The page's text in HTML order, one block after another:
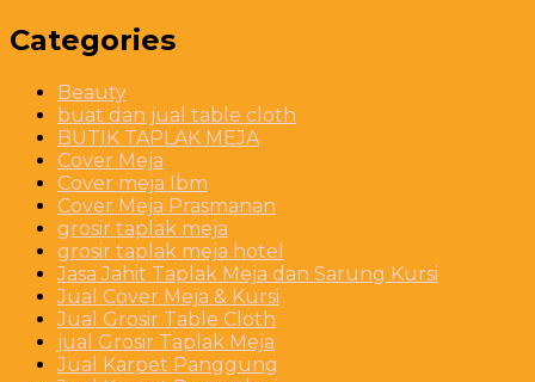
Categories
Beauty
buat dan jual table cloth
BUTIK TAPLAK MEJA
Cover Meja
Cover meja Ibm
Cover Meja Prasmanan
grosir taplak meja
grosir taplak meja hotel
Jasa Jahit Taplak Meja dan Sarung Kursi
Jual Cover Meja & Kursi
Jual Grosir Table Cloth
jual Grosir Taplak Meja
Jual Karpet Panggung